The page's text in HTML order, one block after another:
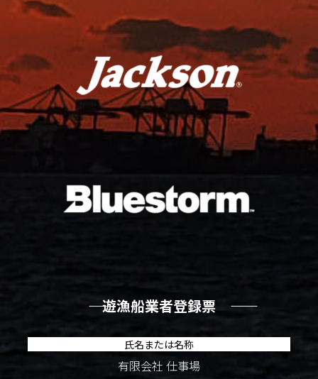
―― 遊漁船業者登録票 ――
氏名または名称
有限会社 仕事場